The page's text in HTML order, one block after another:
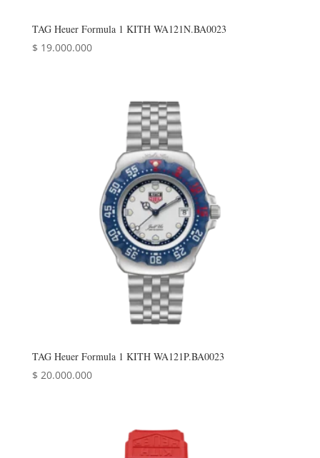
TAG Heuer Formula 1 KITH WA121N.BA0023
$ 19.000.000
TAG Heuer Formula 1 KITH WA121P.BA0023
$ 20.000.000